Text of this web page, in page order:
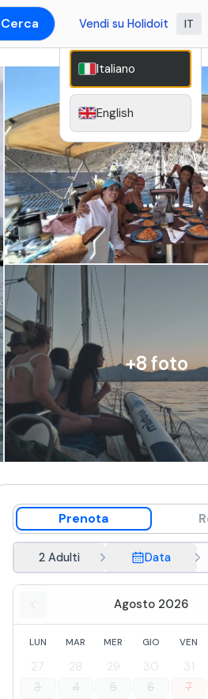
Cerca Vendi su Holidoit IT
+8foto
Prenota
2 Adulti Data
Agosto 2026
LUN MAR MER GIO VEN
27 28 29 30 31
3
4 5 6 7
Italiano
English